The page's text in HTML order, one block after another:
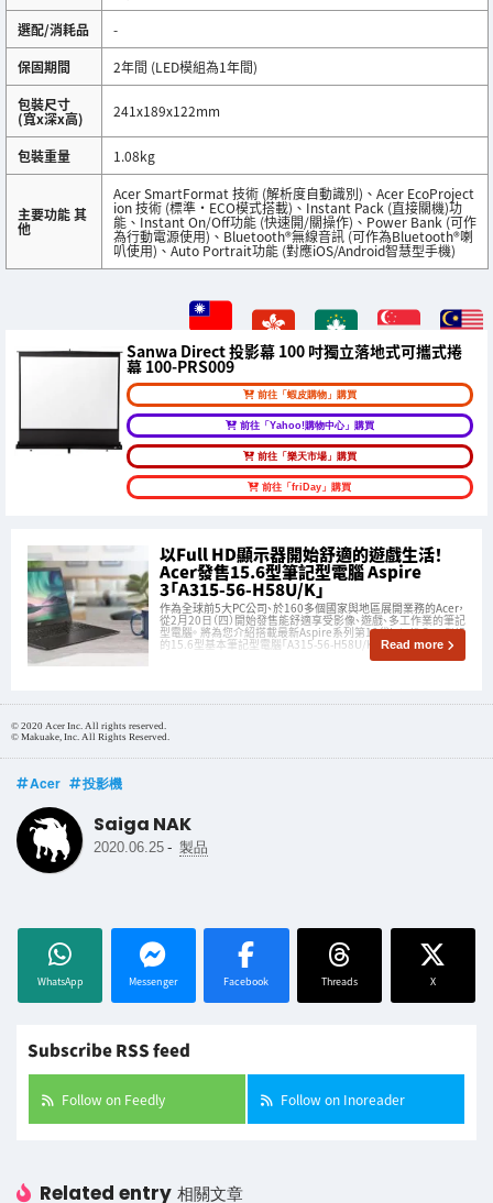
選配/消耗品
-
保固期間
2年間 (LED模組為1年間)
包裝尺寸
(寬x深x高) 241x189x122mm
包裝重量 1.08kg
主要功能 其
他
Acer SmartFormat 技術 (解析度自動識別)、Acer EcoProject
ion 技術 (標準・ECO模式搭載)、Instant Pack (直接關機)功
能、Instant On/Off功能 (快速開/關操作)、Power Bank (可作
為行動電源使用)、Bluetooth®無線音訊 (可作為Bluetooth®喇
叭使用)、Auto Portrait功能 (對應iOS/Android智慧型手機)
Sanwa Direct 投影幕 100 吋獨立落地式可攜式捲
幕 100-PRS009
前往「蝦皮購物」購買
前往「Yahoo!購物中心」購買
前往「樂天市場」購買
前往「friDay」購買
以Full HD顯示器開始舒適的遊戲生活！
Acer發售15.6型筆記型電腦 Aspire
3「A315-56-H58U/K」
作為全球前5大PC公司、於160多個國家與地區展開業務的Acer，
從2月20日（四）開始發售能舒適享受影像、遊戲、多工作業的筆記
型電腦。 將為您介紹搭載最新Aspire系列第10代Intel® Core™ i5
的15.6型基本筆記型電腦「A315-56-H58U/K」的魅力。
Read more
© 2020 Acer Inc. All rights reserved.
© Makuake, Inc. All Rights Reserved.
Acer 投影機
Saiga NAK
2020.06.25 - 製品
WhatsApp Messenger Facebook Threads X
Subscribe RSS feed
Follow on Feedly Follow on Inoreader
Related entry 相關文章